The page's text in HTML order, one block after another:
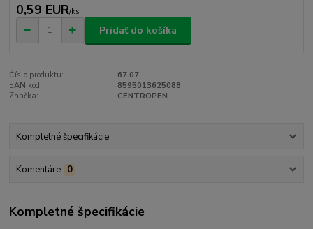
0,59 EUR/ks
Pridať do košíka
Číslo produktu:
67.07
EAN kód:
8595013625088
Značka:
CENTROPEN
Kompletné špecifikácie
Komentáre 0
Kompletné špecifikácie